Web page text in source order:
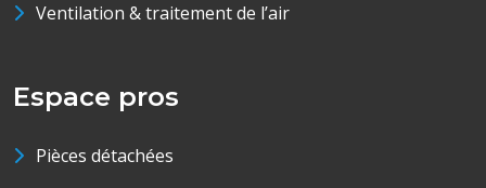
Ventilation & traitement de l’air
Espace pros
Pièces détachées